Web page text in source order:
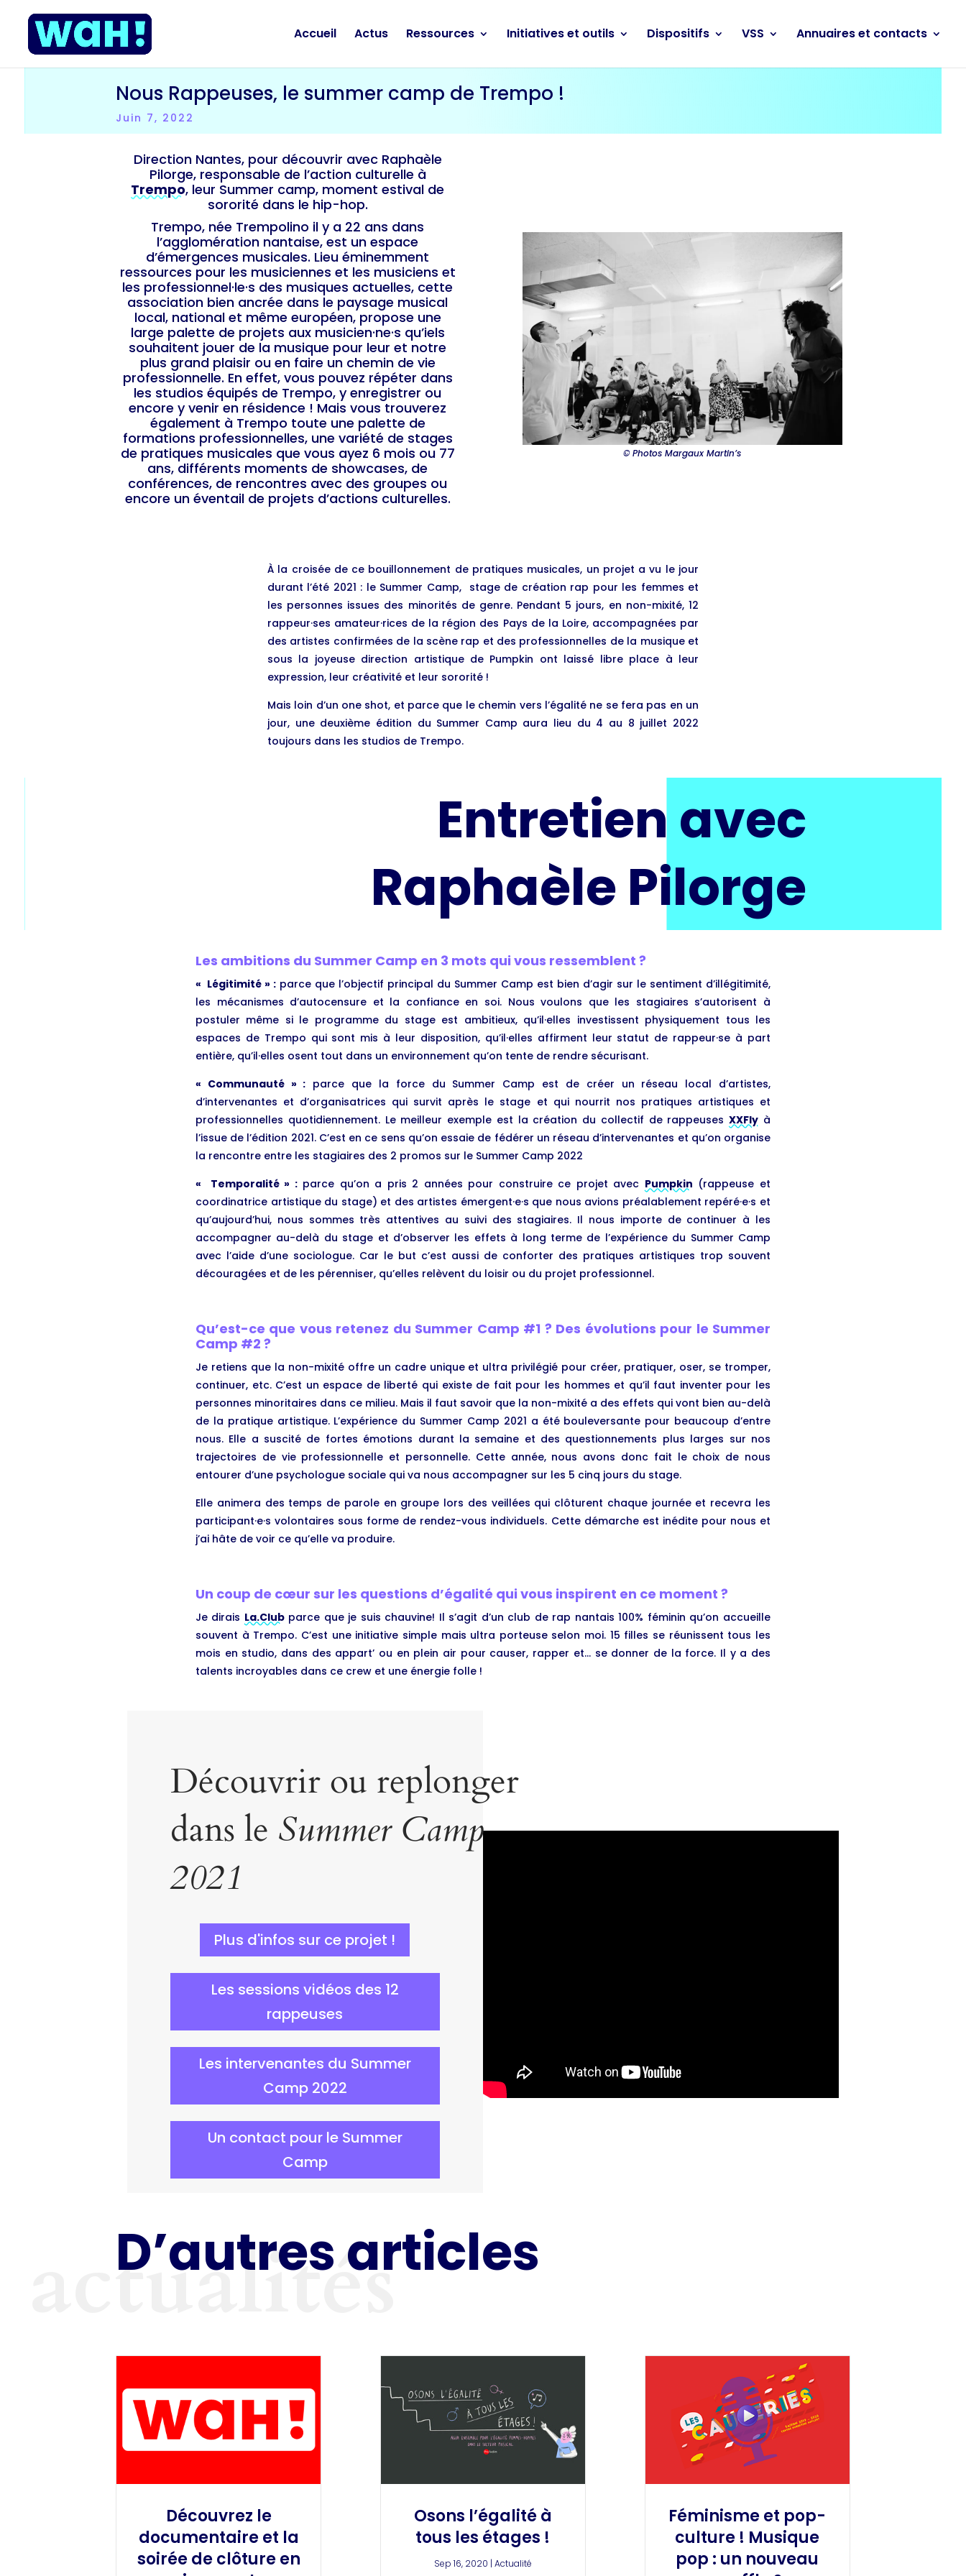
Accueil Actus Ressources Initiatives et outils Dispositifs VSS Annuaires et contacts
Nous Rappeuses, le summer camp de Trempo !
Juin 7, 2022
Direction Nantes, pour découvrir avec Raphaèle
Pilorge, responsable de l’action culturelle à
Trempo, leur Summer camp, moment estival de
sororité dans le hip-hop.
Trempo, née Trempolino il y a 22 ans dans
l’agglomération nantaise, est un espace
d’émergences musicales. Lieu éminemment
ressources pour les musiciennes et les musiciens et
les professionnel·le·s des musiques actuelles, cette
association bien ancrée dans le paysage musical
local, national et même européen, propose une
large palette de projets aux musicien·ne·s qu’iels
souhaitent jouer de la musique pour leur et notre
plus grand plaisir ou en faire un chemin de vie
professionnelle. En effet, vous pouvez répéter dans
les studios équipés de Trempo, y enregistrer ou
encore y venir en résidence ! Mais vous trouverez
également à Trempo toute une palette de
formations professionnelles, une variété de stages
de pratiques musicales que vous ayez 6 mois ou 77
ans, différents moments de showcases, de
conférences, de rencontres avec des groupes ou
encore un éventail de projets d’actions culturelles.
© Photos Margaux Martin’s
À la croisée de ce bouillonnement de pratiques musicales, un projet a vu le jour
durant l’été 2021 : le Summer Camp, stage de création rap pour les femmes et
les personnes issues des minorités de genre. Pendant 5 jours, en non-mixité, 12
rappeur·ses amateur·rices de la région des Pays de la Loire, accompagnées par
des artistes confirmées de la scène rap et des professionnelles de la musique et
sous la joyeuse direction artistique de Pumpkin ont laissé libre place à leur
expression, leur créativité et leur sororité !
Mais loin d’un one shot, et parce que le chemin vers l’égalité ne se fera pas en un
jour, une deuxième édition du Summer Camp aura lieu du 4 au 8 juillet 2022
toujours dans les studios de Trempo.
Entretien avec
Raphaèle Pilorge
Les ambitions du Summer Camp en 3 mots qui vous ressemblent ?
« Légitimité » :parce que l’objectif principal du Summer Camp est bien d’agir sur le sentiment d’illégitimité,
les mécanismes d’autocensure et la confiance en soi. Nous voulons que les stagiaires s’autorisent à
postuler même si le programme du stage est ambitieux, qu’il·elles investissent physiquement tous les
espaces de Trempo qui sont mis à leur disposition, qu’il·elles affirment leur statut de rappeur·se à part
entière, qu’il·elles osent tout dans un environnement qu’on tente de rendre sécurisant.
« Communauté » : parce que la force du Summer Camp est de créer un réseau local d’artistes,
d’intervenantes et d’organisatrices qui survit après le stage et qui nourrit nos pratiques artistiques et
professionnelles quotidiennement. Le meilleur exemple est la création du collectif de rappeusesXXFly à
l’issue de l’édition 2021. C’est en ce sens qu’on essaie de fédérer un réseau d’intervenantes et qu’on organise
la rencontre entre les stagiaires des 2 promos sur le Summer Camp 2022
« Temporalité » :parce qu’on a pris 2 années pour construire ce projet avec Pumpkin (rappeuse et
coordinatrice artistique du stage) et des artistes émergent·e·s que nous avions préalablement repéré·e·s et
qu’aujourd’hui, nous sommes très attentives au suivi des stagiaires. Il nous importe de continuer à les
accompagner au-delà du stage et d’observer les effets à long terme de l’expérience du Summer Camp
avec l’aide d’une sociologue. Car le but c’est aussi de conforter des pratiques artistiques trop souvent
découragées et de les pérenniser, qu’elles relèvent du loisir ou du projet professionnel.
Qu’est-ce que vous retenez du Summer Camp #1 ? Des évolutions pour le Summer
Camp #2 ?
Je retiens que la non-mixité offre un cadre unique et ultra privilégié pour créer, pratiquer, oser, se tromper,
continuer, etc. C’est un espace de liberté qui existe de fait pour les hommes et qu’il faut inventer pour les
personnes minoritaires dans ce milieu. Mais il faut savoir que la non-mixité a des effets qui vont bien au-delà
de la pratique artistique. L’expérience du Summer Camp 2021 a été bouleversante pour beaucoup d’entre
nous. Elle a suscité de fortes émotions durant la semaine et des questionnements plus larges sur nos
trajectoires de vie professionnelle et personnelle. Cette année, nous avons donc fait le choix de nous
entourer d’une psychologue sociale qui va nous accompagner sur les 5 cinq jours du stage.
Elle animera des temps de parole en groupe lors des veillées qui clôturent chaque journée et recevra les
participant·e·s volontaires sous forme de rendez-vous individuels. Cette démarche est inédite pour nous et
j’ai hâte de voir ce qu’elle va produire.
Un coup de cœur sur les questions d’égalité qui vous inspirent en ce moment ?
Je dirais La.Clubparce que je suis chauvine! Il s’agit d’un club de rap nantais 100% féminin qu’on accueille
souvent à Trempo. C’est une initiative simple mais ultra porteuse selon moi. 15 filles se réunissent tous les
mois en studio, dans des appart’ ou en plein air pour causer, rapper et… se donner de la force. Il y a des
talents incroyables dans ce crew et une énergie folle !
Découvrir ou replonger
dans le Summer Camp
2021
Plus d'infos sur ce projet !
Les sessions vidéos des 12
rappeuses
Les intervenantes du Summer
Camp 2022
Un contact pour le Summer
Camp
D’autres articles
actualités
Découvrez le
documentaire et la
soirée de clôture en
Osons l’égalité à
tous les étages !
Sep 16, 2020 | Actualité
Féminisme et pop-
culture ! Musique
pop : un nouveau